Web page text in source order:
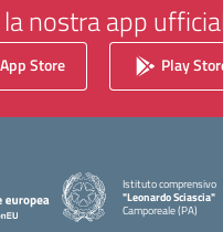
la nostra app
App Store Play
Istituto comprensivo
"Leonardo Sciascia"
Camporeale (PA)
— Visita la pagina